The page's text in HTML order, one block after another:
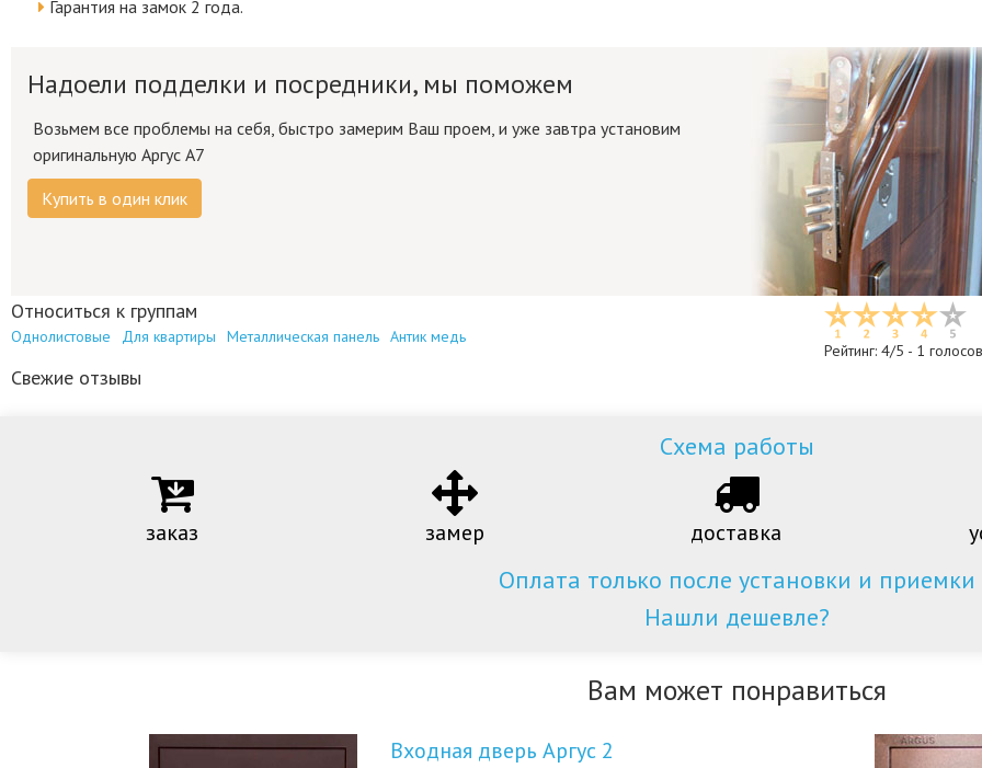
Гарантия на замок 2 года.
Надоели подделки и посредники, мы поможем
Возьмем все проблемы на себя, быстро замерим Ваш проем, и уже завтра установим
оригинальную Аргус А7
Купить в один клик
Относиться к группам
Однолистовые Для квартиры Металлическая панель Антик медь
Рейтинг:4/5 - 1
Свежие отзывы
Схема работы
заказ замер доставка
Оплата только после установки и приемки
Нашли дешевле?
Вам может понравиться
Входная дверь Аргус 2